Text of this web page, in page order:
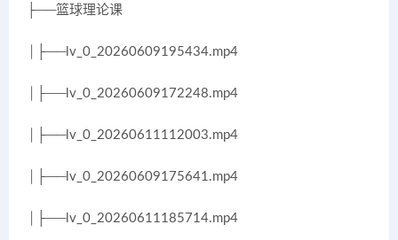
├──篮球理论课
│├──lv_0_20260609195434.mp4
│├──lv_0_20260609172248.mp4
│├──lv_0_20260611112003.mp4
│├──lv_0_20260609175641.mp4
│├──lv_0_20260611185714.mp4